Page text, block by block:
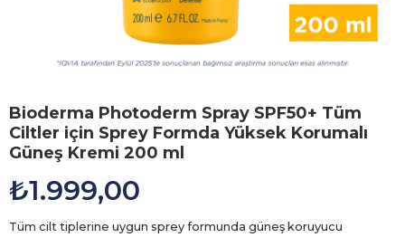
Bioderma Photoderm Spray SPF50+ Tüm
Ciltler için Sprey Formda Yüksek Korumalı
Güneş Kremi 200 ml
₺1.999,00
Tüm cilt tiplerine uygun sprey formunda güneş koruyucu